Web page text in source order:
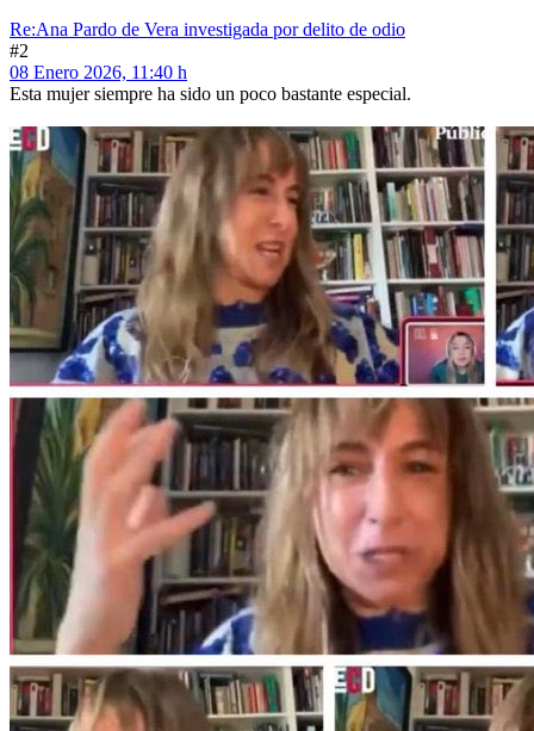
Re:Ana Pardo de Vera investigada por delito de odio
#2
08 Enero 2026, 11:40 h
Esta mujer siempre ha sido un poco bastante especial.